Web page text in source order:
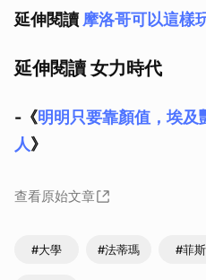
延伸閱讀 摩洛哥可以這樣
延伸閱讀 女力時代
-《明明只要靠顏值，埃及
人》
查看原始文章
#大學 #法蒂瑪 #菲斯